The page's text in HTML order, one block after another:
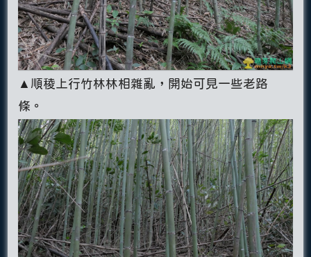
▲順稜上行竹林林相雜亂，開始可見一些老路
條。